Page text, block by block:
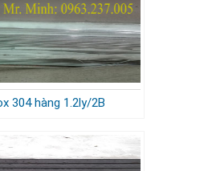
304 hàng 1.2ly/2B